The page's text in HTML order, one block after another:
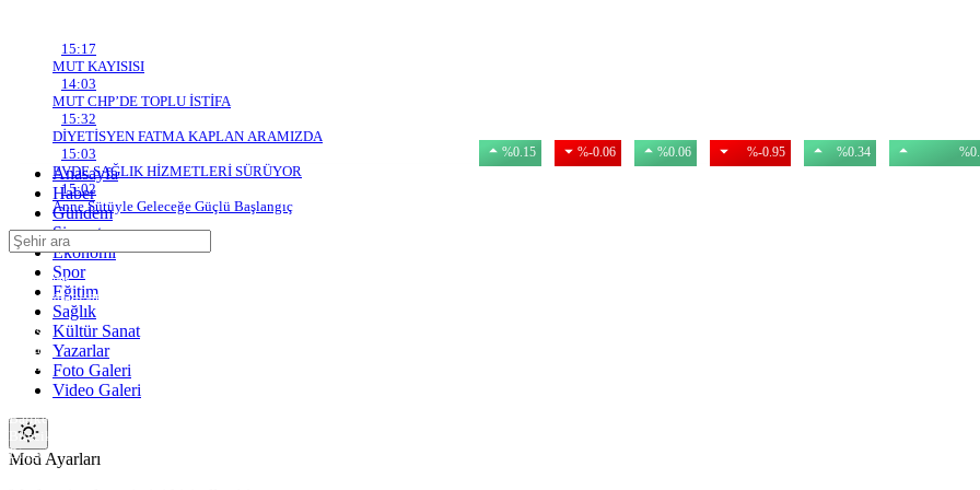
15:17
MUT KAYISISI
14:03
MUT CHP’DE TOPLU İSTİFA
15:32
DİYETİSYEN FATMA KAPLAN ARAMIZDA
15:03
EVDE SAĞLIK HİZMETLERİ SÜRÜYOR
15:02
Anne Sütüyle Geleceğe Güçlü Başlangıç
Adana
Adıyaman
Afyonkarahisar
Amasya
Ankara
Antalya
Balıkesir
Bilecik
Bingöl
Mut'un Sesi Gazetesi
%0.15 %-0.06 %0.06 %-0.95 %0.34
Anasayfa
Haber
Gündem
Siyaset
Ekonomi
Spor
Eğitim
Sağlık
Kültür Sanat
Yazarlar
Foto Galeri
Video Galeri
Mod
değiştir
Mod Ayarları